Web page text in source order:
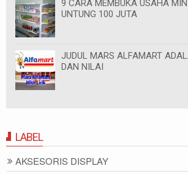
9 CARA MEMBUKA USAHA
UNTUNG 100 JUTA
JUDUL MARS ALFAMART
DAN NILAI
LABEL
AKSESORIS DISPLAY